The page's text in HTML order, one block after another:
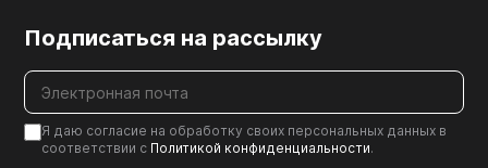
Подписаться на рассылку
Я даю согласие на обработку своих персональных данных в
соответствии с Политикой конфиденциальности.